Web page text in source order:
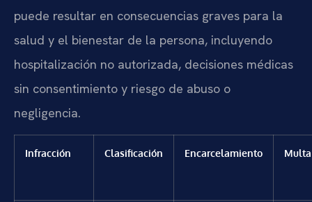
puede resultar en consecuencias graves para la
salud y el bienestar de la persona, incluyendo
hospitalización no autorizada, decisiones médicas
sin consentimiento y riesgo de abuso o
negligencia.
Infracción Clasificación Encarcelamiento Multa